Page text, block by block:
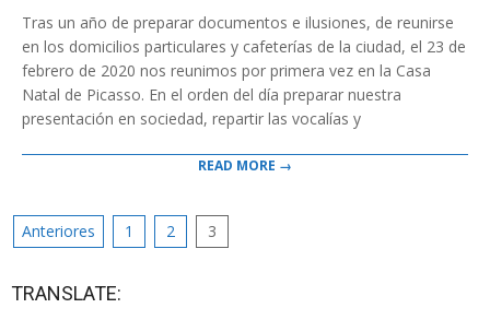
23
Tras un año de preparar documentos e ilusiones, de reunirse
en los domicilios particulares y cafeterías de la ciudad, el 23 de
febrero de 2020 nos reunimos por primera vez en la Casa
Natal de Picasso. En el orden del día preparar nuestra
presentación en sociedad, repartir las vocalías y
READ MORE →
PAGINACIÓN
ENTRADAS
Anteriores 1 2 3
TRANSLATE: